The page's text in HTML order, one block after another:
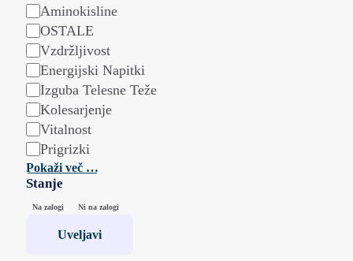
Aminokisline
OSTALE
Vzdržljivost
Energijski Napitki
Izguba Telesne Teže
Kolesarjenje
Vitalnost
Prigrizki
Pokaži več …
Stanje
Stanje
Na zalogi Ni na zalogi
Uveljavi